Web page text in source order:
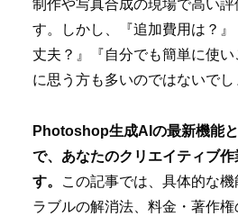
制作や写真合成の現場で高い評
す。しかし、『追加費用は？
丈夫？』『自分でも簡単に使
に思う方も多いのではないでし
Photoshop生成AIの最新機能
で、あなたのクリエイティブ
す。
この記事では、具体的な
ラブルの解消法、料金・著作